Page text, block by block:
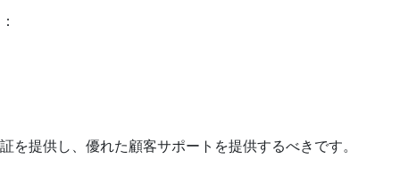
を提供し、優れた顧客サポートを提供するべきです。